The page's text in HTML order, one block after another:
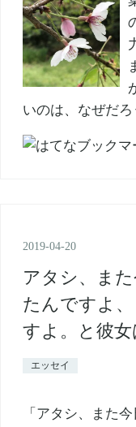
いのは、なぜだろ
2019-04-20
アタシ、ま
たんですよ
すよ。と彼女
エッセイ
「アタシ、また